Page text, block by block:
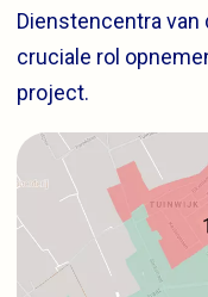
Dienstencentra van
cruciale rol
project.